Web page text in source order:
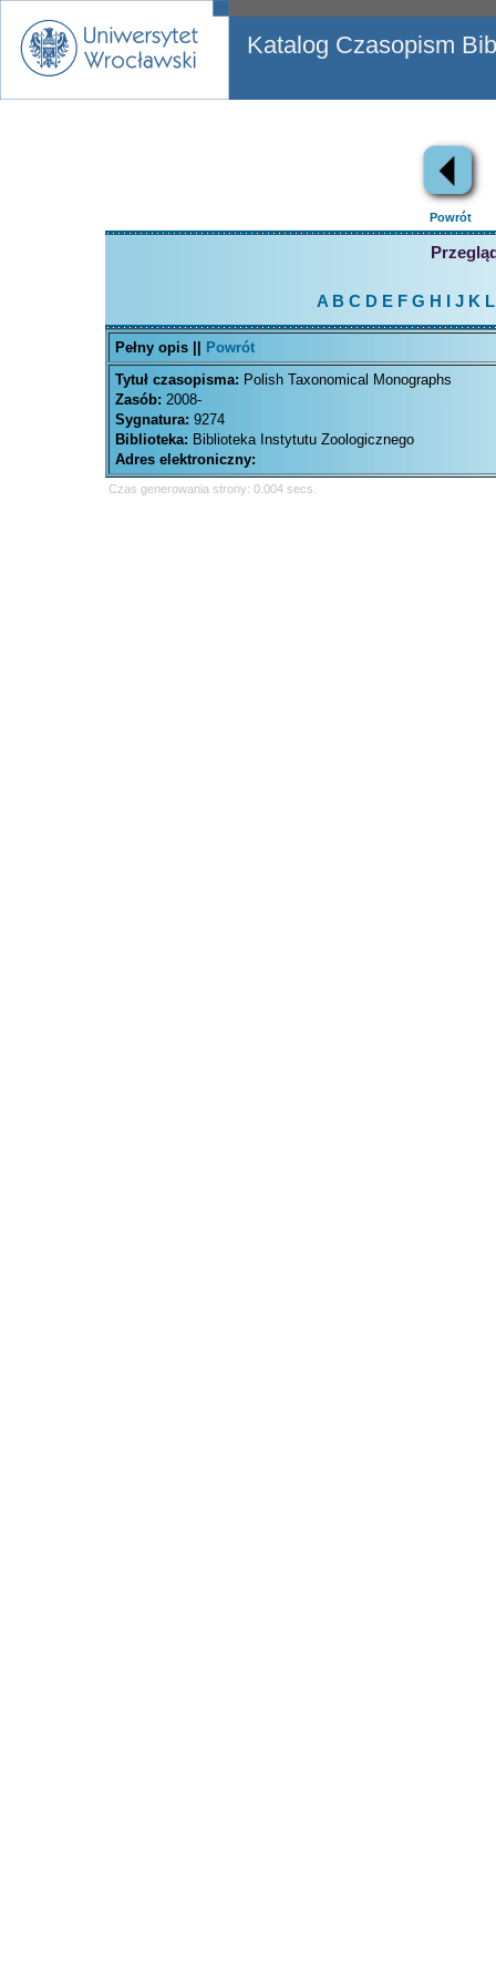
Katalog Czasopism
Powrót
A B C D EFG H J K L
Pełny opis ||
Powrót
Tytuł czasopisma: Polish Taxonomical Monographs
Zasób: 2008-
Sygnatura: 9274
Biblioteka: Biblioteka Instytutu Zoologicznego
Adres elektroniczny:
Czas generowania strony: 0.004 secs.